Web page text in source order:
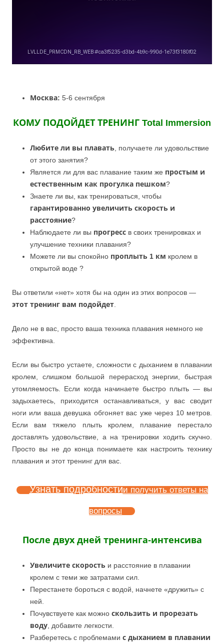
Москва: 5-6 сентября
КОМУ ПОДОЙДЕТ ТРЕНИНГ Total Immersion
Любите ли вы плавать , получаете ли удовольствие
от этого занятия?
Является ли для вас плавание таким же простым и
естественным как прогулка пешком?
Знаете ли вы, как тренироваться, чтобы
гарантированно увеличить скорость и
расстояние?
Наблюдаете ли вы прогресс в своих тренировках и
улучшение техники плавания?
Можете ли вы спокойно проплыть 1 км кролем в
открытой воде ?
Вы ответили «нет» хотя бы на один из этих вопросов —
этот тренинг вам подойдет
Дело не в вас, просто ваша техника плавания немного не
эффективна.
Если вы быстро устаете, сложности с дыханием в плавании
кролем, слишком большой перерасход энергии, быстрая
утомляемость. Если когда начинаете быстро плыть — вы
задыхаетесь, приходится останавливаться, у вас сводит
ноги или ваша девушка обгоняет вас уже через 10 метров.
Если вам тяжело плыть кролем, плавание перестало
доставлять удовольствие, а на тренировки ходить скучно.
Просто вы не до конца понимаете как настроить технику
плавания и этот тренинг для вас.
Узнать подробностии получить ответы на
вопросы
После двух дней тренинга-интенсива
Увеличите скорость и расстояние в плавании
кролем с теми же затратами сил.
Перестанете бороться с водой, начнете «дружить» с
ней.
Почувствуете как можно скользить и прорезать
воду , добавите легкости.
Разберетесь с проблемами с дыханием в плавании